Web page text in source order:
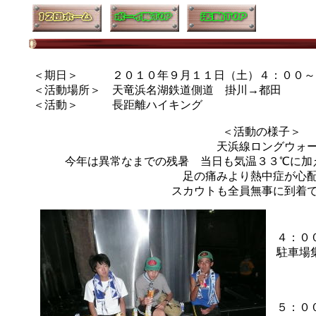
＜期日＞ ２０１０年９月１１日（土）４：００～
＜活動場所＞ 天竜浜名湖鉄道側道 掛川→都田
＜活動＞ 長距離ハイキング
＜活動の様子
天浜線ロングウ
今年は異常なまでの残暑 当日も気温３３℃に
足の痛みより熱中症が心
スカウトも全員無事に到着
４：０
駐車場
５：０